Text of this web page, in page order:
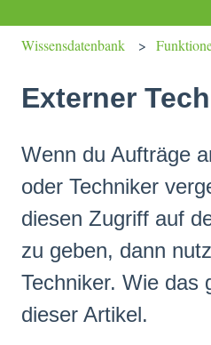
Wissensdatenbank
Externer
Wenn du Aufträge
oder Techniker
diesen Zugriff auf
zu geben, dann
Techniker. Wie das
dieser Artikel.